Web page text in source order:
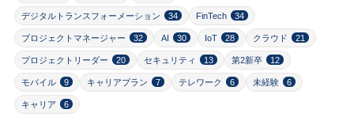
デジタルトランスフォーメーション 34 FinTech 34
プロジェクトマネージャー 32 AI 30 IoT 28 クラウド 21
プロジェクトリーダー 20 セキュリティ 13 第2新卒 12
モバイル 9 キャリアプラン 7 テレワーク 6 未経験 6
キャリア 6